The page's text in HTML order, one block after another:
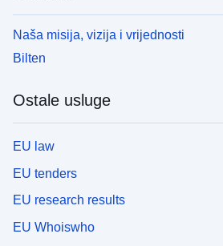
Naša misija, vizija i vrijednosti
Bilten
Ostale usluge
EU law
EU tenders
EU research results
EU Whoiswho